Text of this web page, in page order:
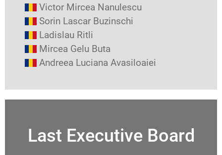
Victor Mircea Nanulescu
Sorin Lascar Buzinschi
Ladislau Ritli
Mircea Gelu Buta
Andreea Luciana Avasiloaiei
Last Executive Board